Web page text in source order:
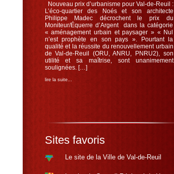
Nouveau prix d’urbanisme pour Val-de-Reuil :
L’éco-quartier des Noés et son architecte
Philippe Madec décrochent le prix du
Moniteur/Équerre d’Argent dans la catégorie
« aménagement urbain et paysager » « Nul
n’est prophète en son pays ». Pourtant la
qualité et la réussite du renouvellement urbain
de Val-de-Reuil (ORU, ANRU, PNRU2), son
utilité et sa maîtrise, sont unanimement
soulignées. […]
lire la suite…
Sites favoris
Le site de la Ville de Val-de-Reuil